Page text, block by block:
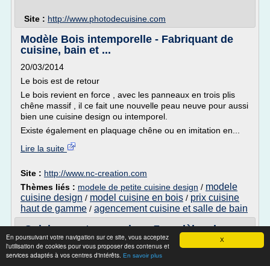
X
En poursuivant votre navigation sur ce site, vous acceptez
l'utilisation de cookies pour vous proposer des contenus et
services adaptés à vos centres d'intérêts. En savoir plus
Site : http://www.photodecuisine.com
Modèle Bois intemporelle - Fabriquant de
cuisine, bain et ...
20/03/2014
Le bois est de retour
Le bois revient en force , avec les panneaux en trois plis
chêne massif , il ce fait une nouvelle peau neuve pour aussi
bien une cuisine design ou intemporel.
Existe également en plaquage chêne ou en imitation en...
Lire la suite
Site : http://www.nc-creation.com
Thèmes liés : modele de petite cuisine design / modele
cuisine design / model cuisine en bois / prix cuisine
haut de gamme / agencement cuisine et salle de bain
Cuisine contemporaine : 7 modèles de
cuisinistes à moins ...
La cuisine contemporaine, c'est la plus grande tendance